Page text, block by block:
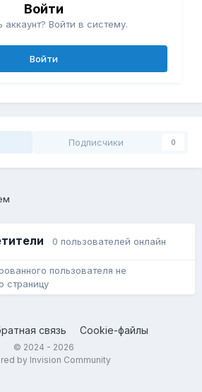
Войти
аккаунт? Войти в систему.
Войти
Подписчики 0
0 пользователей онлайн
пользователя не
страницу
связь Cookie-файлы
© 2024 - 2026
by Invision Community